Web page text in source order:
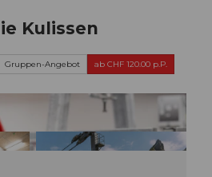
Kulissen
Gruppen-Angebot ab CHF 120.00 p.P.